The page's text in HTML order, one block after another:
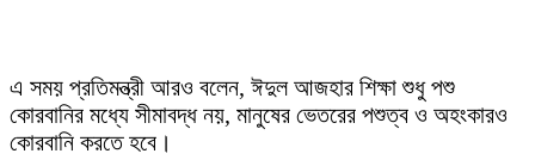
এ সময় প্রতিমন্ত্রী আরও বলেন, ঈদুল আজহার শিক্ষা শুধু পশু
কোরবানির মধ্যে সীমাবদ্ধ নয়, মানুষের ভেতরের পশুত্ব ও অহংকারও
কোরবানি করতে হবে।